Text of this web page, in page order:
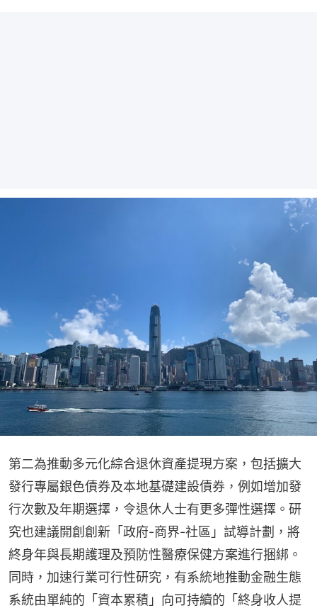
第二為推動多元化綜合退休資產提現方案，包括擴大
發行專屬銀色債券及本地基礎建設債券，例如增加發
行次數及年期選擇，令退休人士有更多彈性選擇。研
究也建議開創創新「政府-商界-社區」試導計劃，將
終身年與長期護理及預防性醫療保健方案進行捆綁。
同時，加速行業可行性研究，有系統地推動金融生態
系統由單純的「資本累積」向可持續的「終身收人提